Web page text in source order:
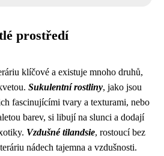
prostředí
klíčové a existuje mnoho druhů,
Sukulentní rostliny, jako jsou
fascinujícími tvary a texturami, nebo
barev, si libují na slunci a dodají
Vzdušné tilandsie, rostoucí bez
nádech tajemna a vzdušnosti.